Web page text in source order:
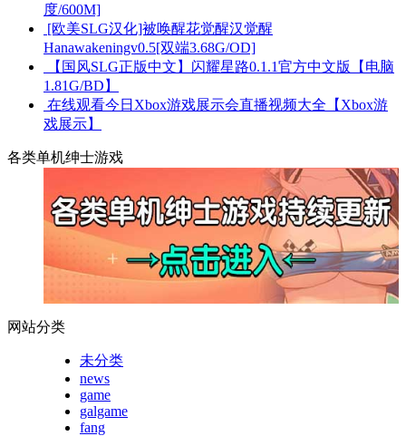
度/600M]
[欧美SLG汉化]被唤醒花觉醒汉觉醒
Hanawakeningv0.5[双端3.68G/OD]
【国风SLG正版中文】闪耀星路0.1.1官方中文版【电脑
1.81G/BD】
在线观看今日Xbox游戏展示会直播视频大全【Xbox游
戏展示】
各类单机绅士游戏
网站分类
未分类
news
game
galgame
fang